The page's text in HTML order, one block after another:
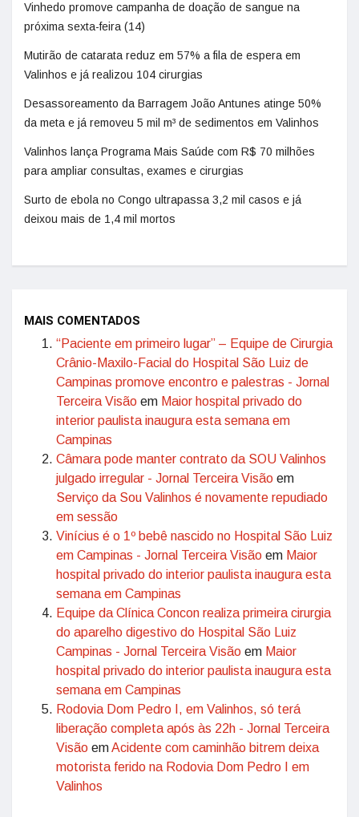
Vinhedo promove campanha de doação de sangue na
próxima sexta-feira (14)
Mutirão de catarata reduz em 57% a fila de espera em
Valinhos e já realizou 104 cirurgias
Desassoreamento da Barragem João Antunes atinge 50%
da meta e já removeu 5 mil m³ de sedimentos em Valinhos
Valinhos lança Programa Mais Saúde com R$ 70 milhões
para ampliar consultas, exames e cirurgias
Surto de ebola no Congo ultrapassa 3,2 mil casos e já
deixou mais de 1,4 mil mortos
MAIS COMENTADOS
“Paciente em primeiro lugar” – Equipe de Cirurgia
Crânio-Maxilo-Facial do Hospital São Luiz de
Campinas promove encontro e palestras - Jornal
Terceira Visão em Maior hospital privado do
interior paulista inaugura esta semana em
Campinas
Câmara pode manter contrato da SOU Valinhos
julgado irregular - Jornal Terceira Visão em
Serviço da Sou Valinhos é novamente repudiado
em sessão
Vinícius é o 1º bebê nascido no Hospital São Luiz
em Campinas - Jornal Terceira Visão em Maior
hospital privado do interior paulista inaugura esta
semana em Campinas
Equipe da Clínica Concon realiza primeira cirurgia
do aparelho digestivo do Hospital São Luiz
Campinas - Jornal Terceira Visão em Maior
hospital privado do interior paulista inaugura esta
semana em Campinas
Rodovia Dom Pedro I, em Valinhos, só terá
liberação completa após às 22h - Jornal Terceira
Visão emAcidente com caminhão bitrem deixa
motorista ferido na Rodovia Dom Pedro I em
Valinhos